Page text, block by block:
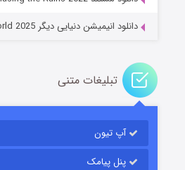
دانلود انیمیشن دنیایی دیگر Another World 2025
تبلیغات متنی
آپ تیون
پنل پیامک